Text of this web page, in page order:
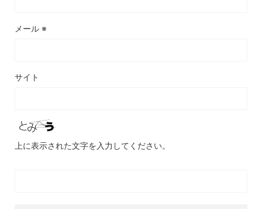
メール ※
サイト
上に表示された文字を入力してください。